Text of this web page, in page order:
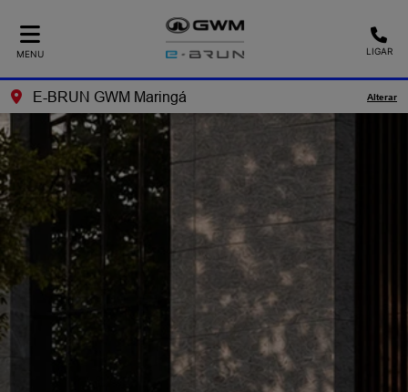
MENU LIGAR
E-BRUN GWM Maringá Alterar